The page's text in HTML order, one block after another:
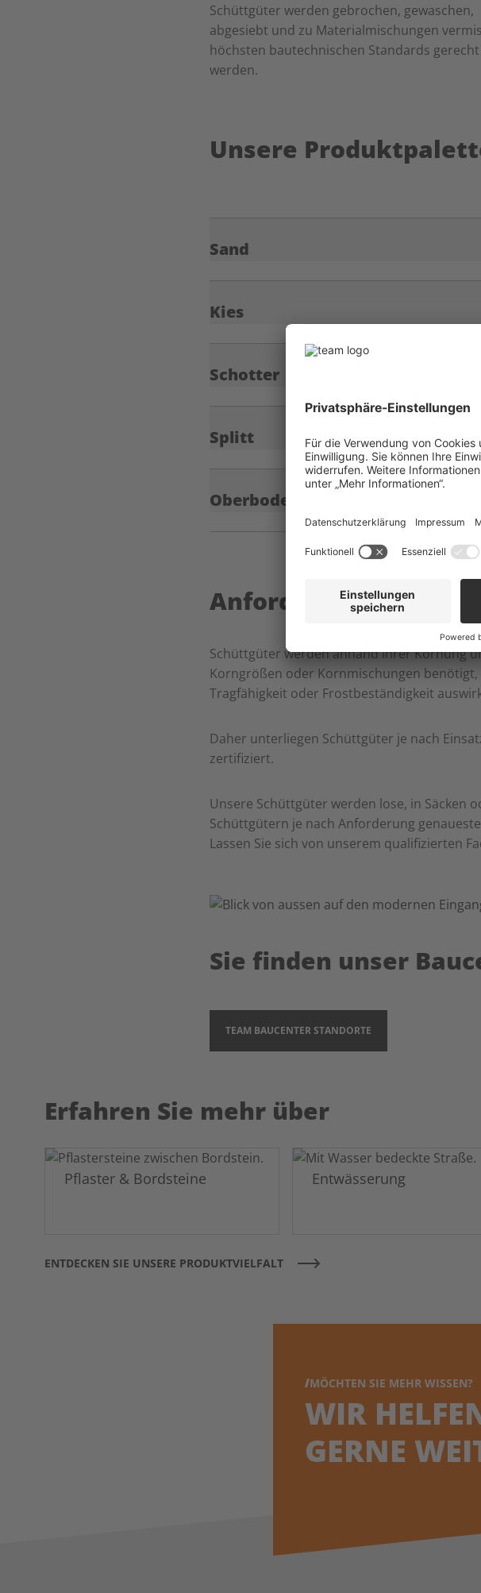
Schüttgüter werden gebrochen, gewaschen,
abgesiebt und zu Materialmischungen
höchsten bautechnischen Standards gerecht
werden.
Unsere
Sand
Kies
Schotter
Splitt
Oberboden
Anforderungen an
Schüttgüter werden anhand ihrer Körnung
Korngrößen oder Kornmischungen
Tragfähigkeit oder Frostbeständigkeit
Daher unterliegen Schüttgüter je nach
zertifiziert.
Unsere Schüttgüter werden lose, in Säcken
Schüttgütern je nach Anforderung
Lassen Sie sich von unserem qualifizierten
Sie finden unser
TEAM BAUCENTER STANDORTE
Erfahren Sie mehr über
Pflaster & Bordsteine Entwässerung
ENTDECKEN SIE UNSERE PRODUKTVIELFALT
MÖCHTEN SIE MEHR WISSEN?
WIR
GERNE